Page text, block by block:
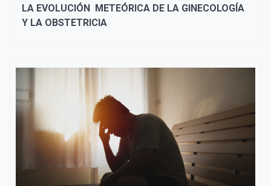
LA EVOLUCIÓN METEÓRICA DE LA GINECOLOGÍA
Y LA OBSTETRICIA